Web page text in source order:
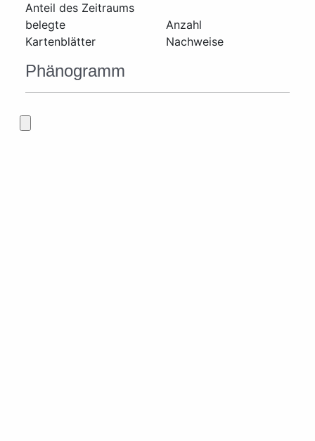
Anteil des Zeitraums
belegte
Kartenblätter
Anzahl
Nachweise
Phänogramm